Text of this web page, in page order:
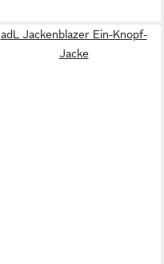
adL Jackenblazer Ein-Knopf-
Jacke